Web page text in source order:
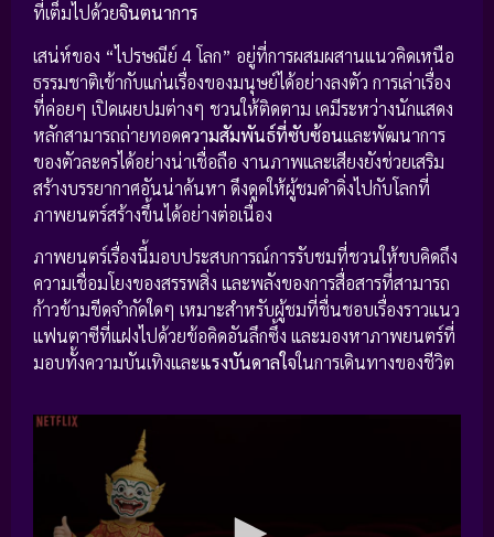
ที่เต็มไปด้วยจินตนาการ
เสน่ห์ของ “ไปรษณีย์ 4 โลก” อยู่ที่การผสมผสานแนวคิดเหนือ
ธรรมชาติเข้ากับแก่นเรื่องของมนุษย์ได้อย่างลงตัว การเล่าเรื่อง
ที่ค่อยๆ เปิดเผยปมต่างๆ ชวนให้ติดตาม เคมีระหว่างนักแสดง
หลักสามารถถ่ายทอดความสัมพันธ์ที่ซับซ้อนและพัฒนาการ
ของตัวละครได้อย่างน่าเชื่อถือ งานภาพและเสียงยังช่วยเสริม
สร้างบรรยากาศอันน่าค้นหา ดึงดูดให้ผู้ชมดำดิ่งไปกับโลกที่
ภาพยนตร์สร้างขึ้นได้อย่างต่อเนื่อง
ภาพยนตร์เรื่องนี้มอบประสบการณ์การรับชมที่ชวนให้ขบคิดถึง
ความเชื่อมโยงของสรรพสิ่ง และพลังของการสื่อสารที่สามารถ
ก้าวข้ามขีดจำกัดใดๆ เหมาะสำหรับผู้ชมที่ชื่นชอบเรื่องราวแนว
แฟนตาซีที่แฝงไปด้วยข้อคิดอันลึกซึ้ง และมองหาภาพยนตร์ที่
มอบทั้งความบันเทิงและแรงบันดาลใจในการเดินทางของชีวิต